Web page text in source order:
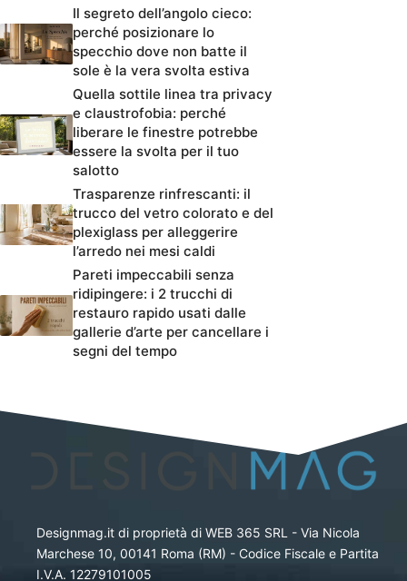
Il segreto dell’angolo cieco:
perché posizionare lo
specchio dove non batte il
sole è la vera svolta estiva
Quella sottile linea tra privacy
e claustrofobia: perché
liberare le finestre potrebbe
essere la svolta per il tuo
salotto
Trasparenze rinfrescanti: il
trucco del vetro colorato e del
plexiglass per alleggerire
l’arredo nei mesi caldi
Pareti impeccabili senza
ridipingere: i 2 trucchi di
restauro rapido usati dalle
gallerie d’arte per cancellare i
segni del tempo
Designmag.it di proprietà di WEB 365 SRL - Via Nicola
Marchese 10, 00141 Roma (RM) - Codice Fiscale e Partita
I.V.A. 12279101005